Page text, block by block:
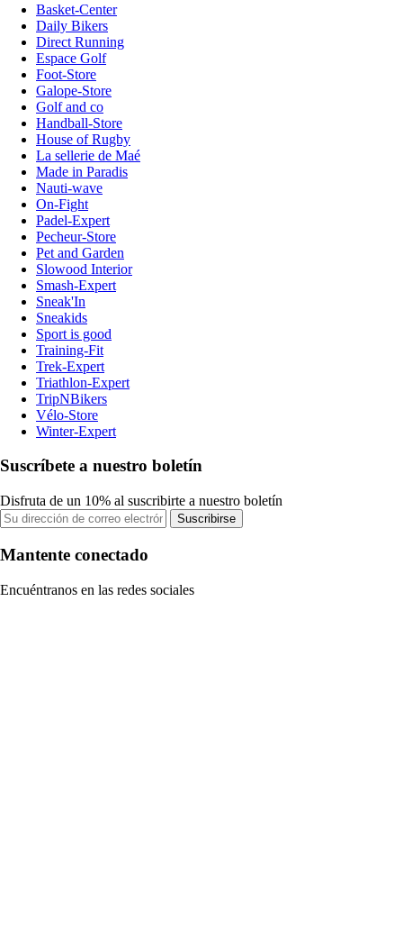
Basket-Center
Daily Bikers
Direct Running
Espace Golf
Foot-Store
Galope-Store
Golf and co
Handball-Store
House of Rugby
La sellerie de Maé
Made in Paradis
Nauti-wave
On-Fight
Padel-Expert
Pecheur-Store
Pet and Garden
Slowood Interior
Smash-Expert
Sneak'In
Sneakids
Sport is good
Training-Fit
Trek-Expert
Triathlon-Expert
TripNBikers
Vélo-Store
Winter-Expert
Suscríbete a nuestro boletín
Disfruta de un 10% al suscribirte a nuestro boletín
Suscribirse
Mantente conectado
Encuéntranos en las redes sociales